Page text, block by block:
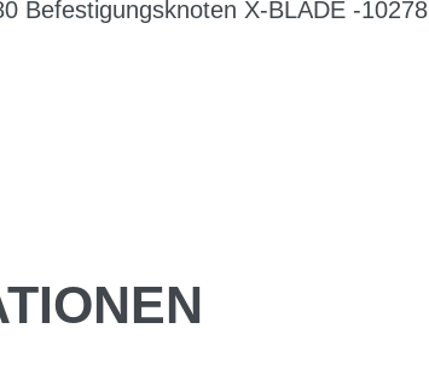
Befestigungsknoten X-BLADE -10278